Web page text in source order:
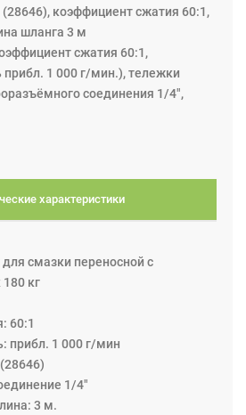
коэффициент сжатия 60:1,
шланга 3 м
сжатия 60:1,
прибл. 1 000 г/мин.), тележки
соединения 1/4",
для смазки, z-образного
и пистолета раздаточного.
характеристики
смазки переносной с
кг
60:1
прибл. 1 000 г/мин
1/4"
3 м.